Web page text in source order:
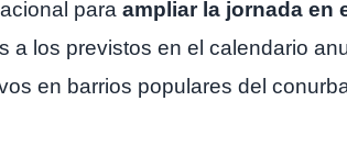
para ampliar la jornada en
a los previstos en el calendario
en barrios populares del